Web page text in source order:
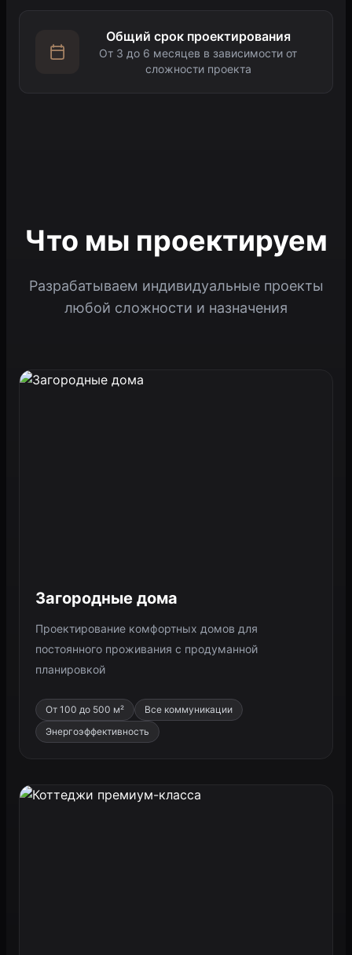
Общий срок проектирования
От 3 до 6 месяцев в зависимости от
сложности проекта
Что мы проектируем
Разрабатываем индивидуальные проекты
любой сложности и назначения
Загородные дома
Проектирование комфортных домов для
постоянного проживания с продуманной
планировкой
От 100 до 500 м²
Все коммуникации
Энергоэффективность